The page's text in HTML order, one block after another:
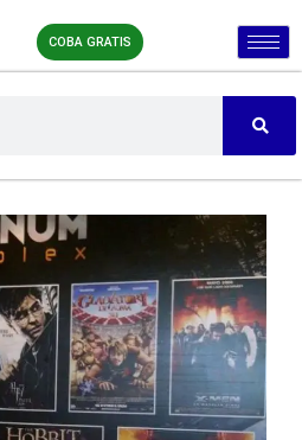
COBA GRATIS